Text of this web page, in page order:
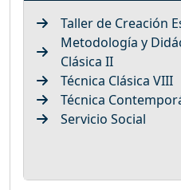
Taller de Creación
Metodología y
Clásica II
Técnica Clásica VIII
Técnica
Servicio Social